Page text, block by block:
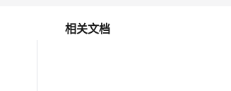
相关文档